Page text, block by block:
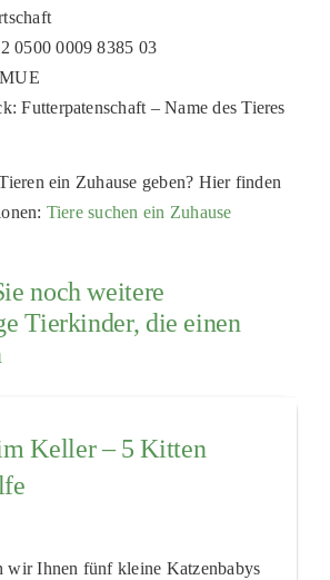
0500 0009 8385 03
Futterpatenschaft – Name des Tieres
ein Zuhause geben? Hier finden
Tiere suchen ein Zuhause
noch weitere
Tierkinder, die einen
Keller – 5 Kitten
wir Ihnen fünf kleine Katzenbabys